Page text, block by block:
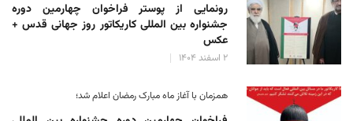
رونمایی از پوستر فراخوان چهارمین دوره
جشنواره بین المللی کاریکاتور روز جهانی قدس +
عکس
۲ اسفند ۱۴۰۴
همزمان با آغاز ماه مبارک رمضان اعلام شد؛